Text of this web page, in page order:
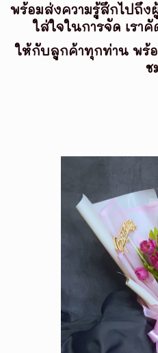
พร้อมส่งความรู้สึกไปถึง
ใส่ใจในการจัด เรา
ให้กับลูกค้าทุกท่าน พร้
ช